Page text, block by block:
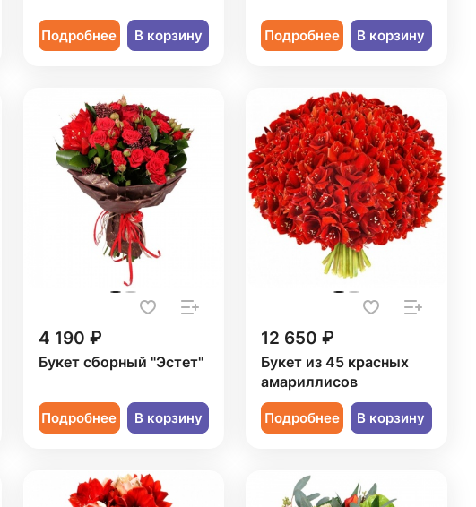
Подробнее В корзину Подробнее В корзину
4 190 ₽
Букет сборный "Эстет"
Подробнее В корзину
12 650 ₽
Букет из 45 красных
амариллисов
Подробнее В корзину